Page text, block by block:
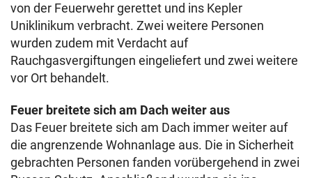
von der Feuerwehr gerettet und ins Kepler
Uniklinikum verbracht. Zwei weitere Personen
wurden zudem mit Verdacht auf
Rauchgasvergiftungen eingeliefert und zwei weitere
vor Ort behandelt.
Feuer breitete sich am Dach weiter aus
Das Feuer breitete sich am Dach immer weiter auf
die angrenzende Wohnanlage aus. Die in Sicherheit
gebrachten Personen fanden vorübergehend in zwei